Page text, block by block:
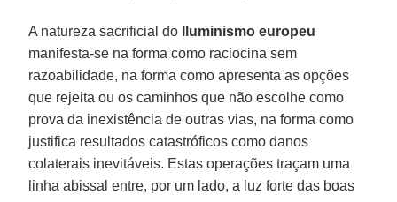
A natureza sacrificial do
Iluminismo europeu
manifesta-se na forma como raciocina sem
razoabilidade, na forma como apresenta as opções
que rejeita ou os caminhos que não escolhe como
prova da inexistência de outras vias, na forma como
justifica resultados catastróficos como danos
colaterais inevitáveis. Estas operações traçam uma
linha abissal entre, por um lado, a luz forte das boas